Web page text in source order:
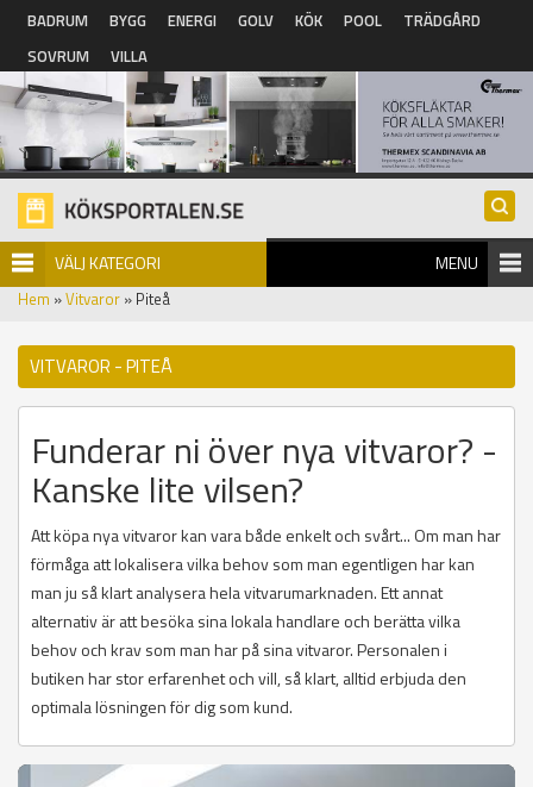
Hoppa till huvudinnehåll
BADRUM BYGG ENERGI GOLV KÖK POOL
TRÄDGÅRD
SOVRUM
VILLA
VÄLJ KATEGORI MENU
Hem »Vitvaror » Piteå
VITVAROR - PITEÅ
Funderar ni över nya vitvaror? -
Kanske lite vilsen?
Att köpa nya vitvaror kan vara både enkelt och svårt... Om man har
förmåga att lokalisera vilka behov som man egentligen har kan
man ju så klart analysera hela vitvarumarknaden. Ett annat
alternativ är att besöka sina lokala handlare och berätta vilka
behov och krav som man har på sina vitvaror. Personalen i
butiken har stor erfarenhet och vill, så klart, alltid erbjuda den
optimala lösningen för dig som kund.